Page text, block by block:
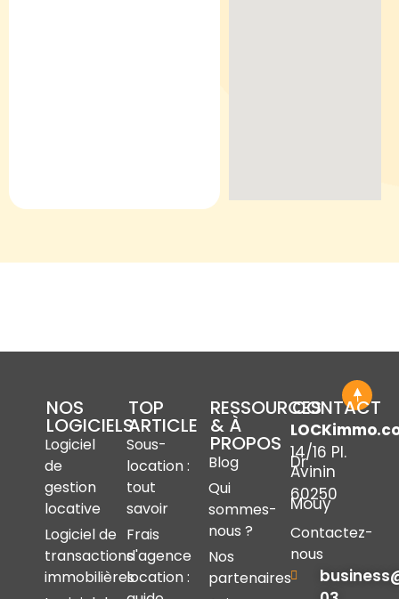
NOS
LOGICIELS
Logiciel
de
gestion
locative
Logiciel de
transactions
immobilières
TOP
ARTICLE
Sous-
location :
tout
savoir
Frais
d'agence
location :
RESSOURCES
& À
PROPOS
Blog
Qui
sommes-
nous ?
Nos
partenaires
CONTACT
14/16 Pl.
Dr
Avinin
60250
Mouy
Contactez-
nous